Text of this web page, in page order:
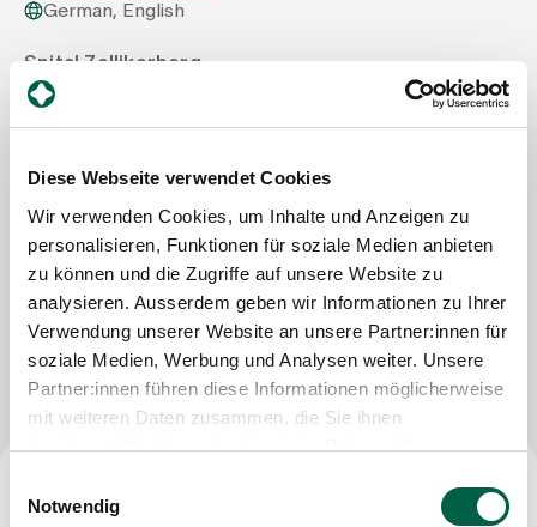
Diese Webseite verwendet Cookies
Wir verwenden Cookies, um Inhalte und Anzeigen zu
personalisieren, Funktionen für soziale Medien anbieten
zu können und die Zugriffe auf unsere Website zu
analysieren. Ausserdem geben wir Informationen zu Ihrer
Verwendung unserer Website an unsere Partner:innen für
soziale Medien, Werbung und Analysen weiter. Unsere
Partner:innen führen diese Informationen möglicherweise
mit weiteren Daten zusammen, die Sie ihnen
bereitgestellt haben oder die sie im Rahmen Ihrer
Notwendig
Assigning
Events
About us
Latest news
Jobs & Career
Blog
German, English
Spital Zollikerberg
Departement Pflegeexpertisen, Therapien und
Beratung
8125 Zollikerberg
Tel
+41 44 397 27 11
Mail
info@therapie-zollikerberg.ch
Write Message